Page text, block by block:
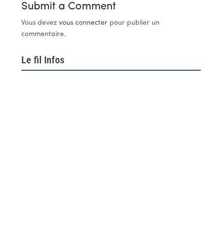
Submit a Comment
Vous devez vous connecterpour publier un
commentaire.
Le fil Infos